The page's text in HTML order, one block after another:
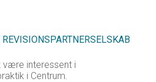
være interessent i
i Centrum.